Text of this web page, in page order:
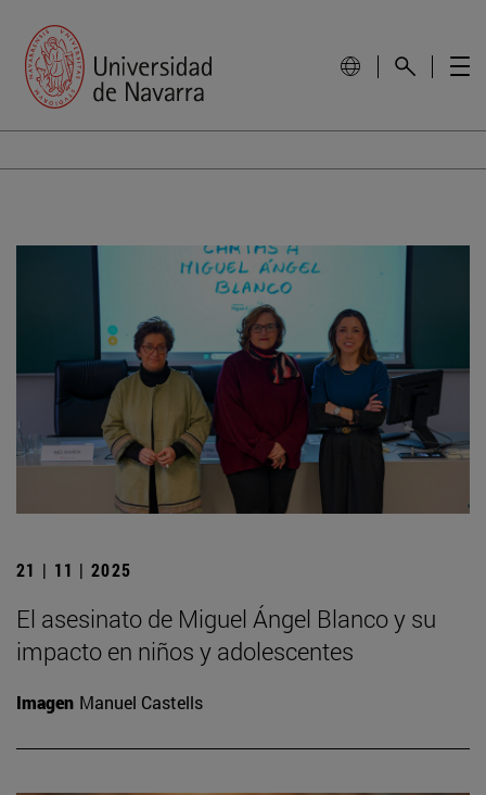
21 | 11 | 2025
El asesinato de Miguel Ángel Blanco y su
impacto en niños y adolescentes
Imagen Manuel Castells